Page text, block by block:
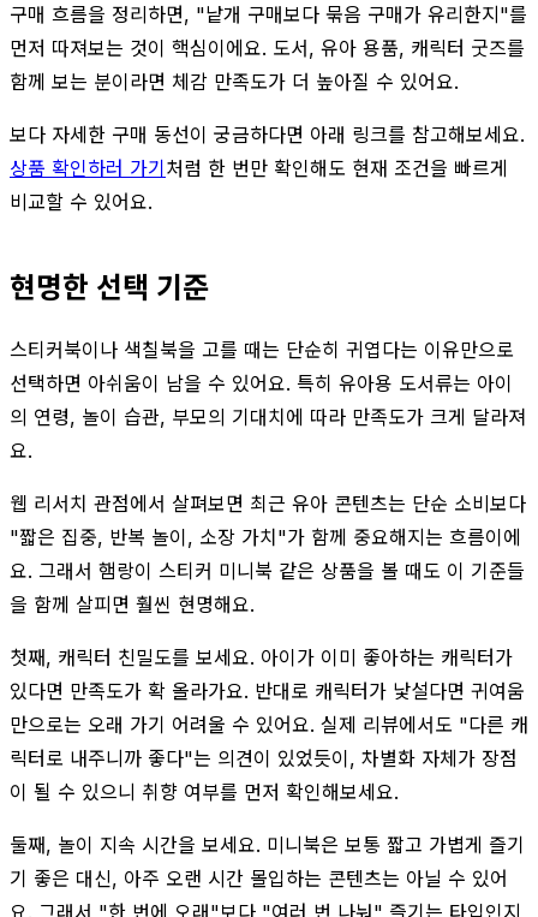
구매 흐름을 정리하면, "낱개 구매보다 묶음 구매가 유리한지"를
먼저 따져보는 것이 핵심이에요. 도서, 유아 용품, 캐릭터 굿즈를
함께 보는 분이라면 체감 만족도가 더 높아질 수 있어요.
보다 자세한 구매 동선이 궁금하다면 아래 링크를 참고해보세요.
상품 확인하러 가기처럼 한 번만 확인해도 현재 조건을 빠르게
비교할 수 있어요.
현명한 선택 기준
스티커북이나 색칠북을 고를 때는 단순히 귀엽다는 이유만으로
선택하면 아쉬움이 남을 수 있어요. 특히 유아용 도서류는 아이
의 연령, 놀이 습관, 부모의 기대치에 따라 만족도가 크게 달라져
요.
웹 리서치 관점에서 살펴보면 최근 유아 콘텐츠는 단순 소비보다
"짧은 집중, 반복 놀이, 소장 가치"가 함께 중요해지는 흐름이에
요. 그래서 햄랑이 스티커 미니북 같은 상품을 볼 때도 이 기준들
을 함께 살피면 훨씬 현명해요.
첫째, 캐릭터 친밀도를 보세요. 아이가 이미 좋아하는 캐릭터가
있다면 만족도가 확 올라가요. 반대로 캐릭터가 낯설다면 귀여움
만으로는 오래 가기 어려울 수 있어요. 실제 리뷰에서도 "다른 캐
릭터로 내주니까 좋다"는 의견이 있었듯이, 차별화 자체가 장점
이 될 수 있으니 취향 여부를 먼저 확인해보세요.
둘째, 놀이 지속 시간을 보세요. 미니북은 보통 짧고 가볍게 즐기
기 좋은 대신, 아주 오랜 시간 몰입하는 콘텐츠는 아닐 수 있어
요. 그래서 "한 번에 오래"보다 "여러 번 나눠" 즐기는 타입인지